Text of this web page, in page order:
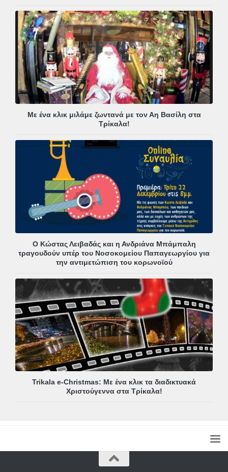
Με ένα κλικ μιλάμε ζωντανά με τον Αη Βασίλη στα
Τρίκαλα!
Ο Κώστας Λειβαδάς και η Ανδριάνα Μπάμπαλη
τραγουδούν υπέρ του Νοσοκομείου Παπαγεωργίου για
την αντιμετώπιση του κορωνοϊού
Trikala e-Christmas: Με ένα κλικ τα διαδικτυακά
Χριστούγεννα στα Τρίκαλα!